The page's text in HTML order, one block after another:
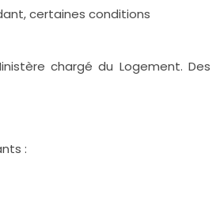
certaines conditions
chargé du Logement. Des
: